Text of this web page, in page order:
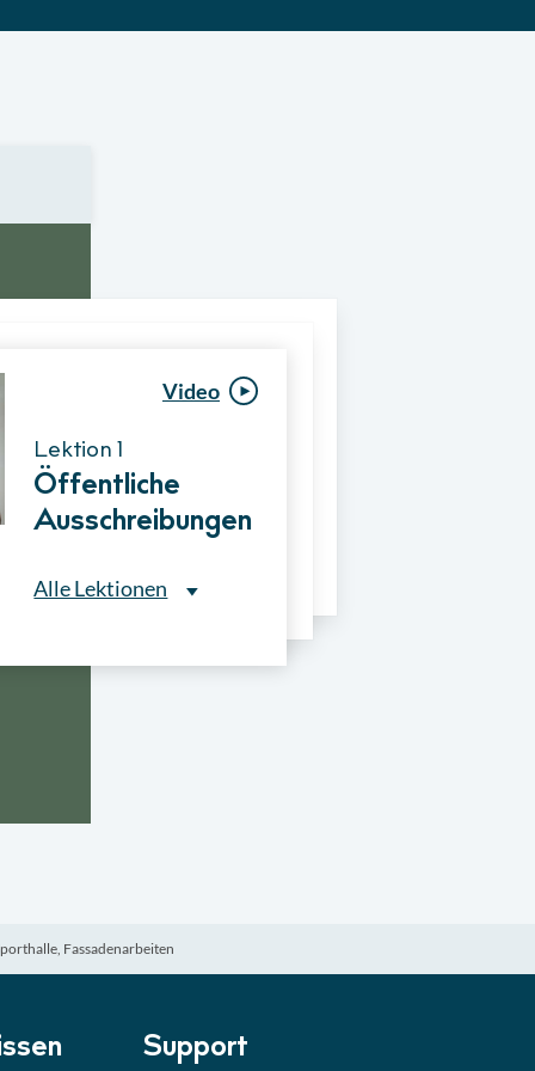
Video
Lektion 1
Öffentliche
Ausschreibungen
Alle Lektionen
Vergabeverfahre
Alle Lektionen
im Vergabeverfahren► 3:18 Min
von Angeboten Lektion
Fassadenarbeiten
Support